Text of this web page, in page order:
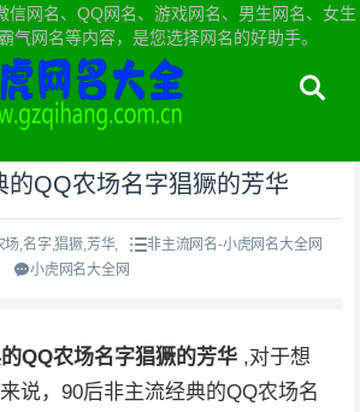
信网名、QQ网名、游戏网名、男生网名、女生
气网名等内容，是您选择网名的好助手。
全网首页>非主流网名
的QQ农场名字猖獗的芳华
场,名字,猖獗,芳华,
非主流网名-小虎网名大全网
小虎网名大全网
QQ农场名字猖獗的芳华 ,对于想
说，90后非主流经典的QQ农场名